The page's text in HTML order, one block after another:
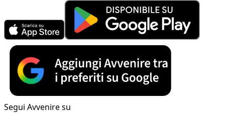
Segui Avvenire su